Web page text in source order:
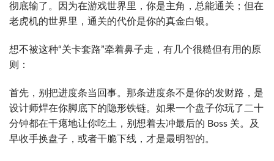
彻底输了。因为在游戏世界里，你是主角，总能通关；但在
老虎机的世界里，通关的代价是你的真金白银。
想不被这种“关卡套路”牵着鼻子走，有几个很糙但有用的原
则：
首先，别把进度条当回事。那条进度条不是你的发财路，是
设计师焊在你脚底下的隐形铁链。如果一个盘子你玩了二十
分钟都在干瘪地让你吃土，别想着去冲最后的 Boss 关。及
早收手换盘子，或者干脆下线，才是最明智的。